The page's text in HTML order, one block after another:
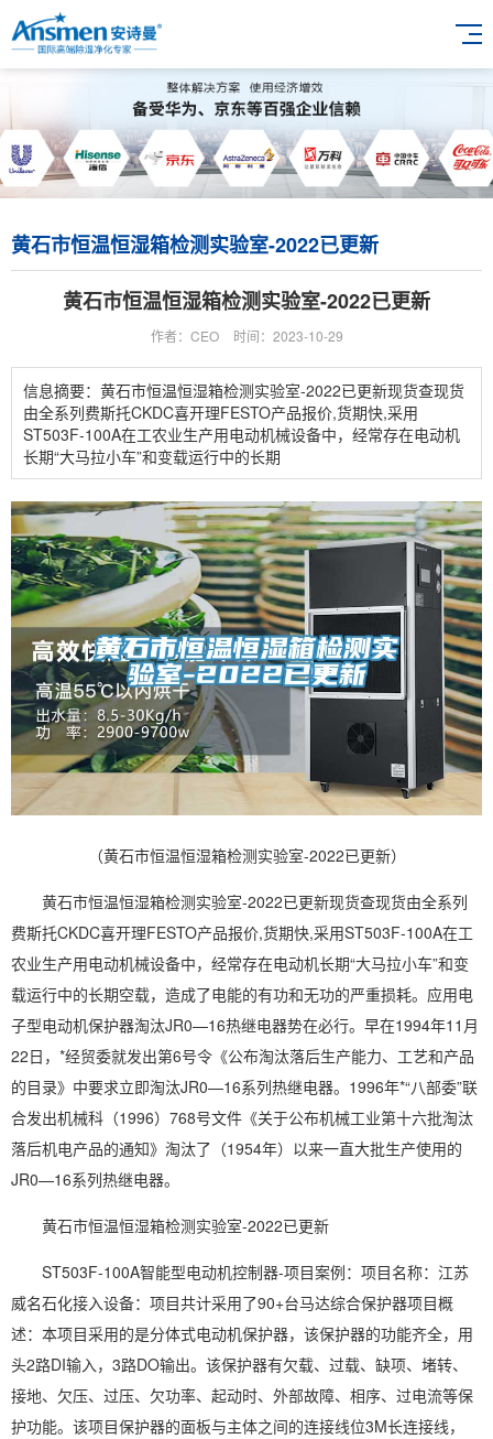
黄石市恒温恒湿箱检测实验室-2022已更新
黄石市恒温恒湿箱检测实验室-2022已更新
作者：CEO 时间：2023-10-29
信息摘要：黄石市恒温恒湿箱检测实验室-2022已更新现货查现货
由全系列费斯托CKDC喜开理FESTO产品报价,货期快,采用
ST503F-100A在工农业生产用电动机械设备中，经常存在电动机
长期“大马拉小车”和变载运行中的长期
（黄石市恒温恒湿箱检测实验室-2022已更新）
黄石市恒温恒湿箱检测实验室-2022已更新现货查现货由全系列
费斯托CKDC喜开理FESTO产品报价,货期快,采用ST503F-100A在工
农业生产用电动机械设备中，经常存在电动机长期“大马拉小车”和变
载运行中的长期空载，造成了电能的有功和无功的严重损耗。应用电
子型电动机保护器淘汰JR0—16热继电器势在必行。早在1994年11月
22日，*经贸委就发出第6号令《公布淘汰落后生产能力、工艺和产品
的目录》中要求立即淘汰JR0—16系列热继电器。1996年*“八部委”联
合发出机械科（1996）768号文件《关于公布机械工业第十六批淘汰
落后机电产品的通知》淘汰了（1954年）以来一直大批生产使用的
JR0—16系列热继电器。
黄石市恒温恒湿箱检测实验室-2022已更新
ST503F-100A智能型电动机控制器-项目案例：项目名称：江苏
威名石化接入设备：项目共计采用了90+台马达综合保护器项目概
述：本项目采用的是分体式电动机保护器，该保护器的功能齐全，用
头2路DI输入，3路DO输出。该保护器有欠载、过载、缺项、堵转、
接地、欠压、过压、欠功率、起动时、外部故障、相序、过电流等保
护功能。该项目保护器的面板与主体之间的连接线位3M长连接线，